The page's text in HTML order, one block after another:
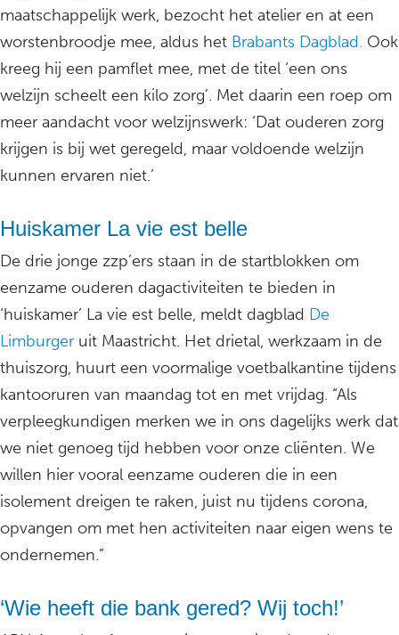
maatschappelijk werk, bezocht het atelier en at een
worstenbroodje mee, aldus het Brabants Dagblad. Ook
kreeg hij een pamflet mee, met de titel ‘een ons
welzijn scheelt een kilo zorg’. Met daarin een roep om
meer aandacht voor welzijnswerk: ‘Dat ouderen zorg
krijgen is bij wet geregeld, maar voldoende welzijn
kunnen ervaren niet.’
Huiskamer La vie est belle
De drie jonge zzp’ers staan in de startblokken om
eenzame ouderen dagactiviteiten te bieden in
‘huiskamer’ La vie est belle, meldt dagblad De
Limburger uit Maastricht. Het drietal, werkzaam in de
thuiszorg, huurt een voormalige voetbalkantine tijdens
kantooruren van maandag tot en met vrijdag. “Als
verpleegkundigen merken we in ons dagelijks werk dat
we niet genoeg tijd hebben voor onze cliënten. We
willen hier vooral eenzame ouderen die in een
isolement dreigen te raken, juist nu tijdens corona,
opvangen om met hen activiteiten naar eigen wens te
ondernemen.”
‘Wie heeft die bank gered? Wij toch!’